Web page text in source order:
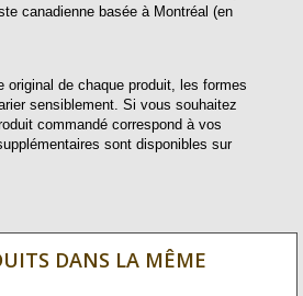
canadienne basée à Montréal (en
original de chaque produit, les formes
sensiblement. Si vous souhaitez
commandé correspond à vos
sont disponibles sur
DANS LA MÊME